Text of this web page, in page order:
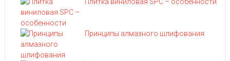
Плитка виниловая SPC – особенности
Принципы алмазного шлифования